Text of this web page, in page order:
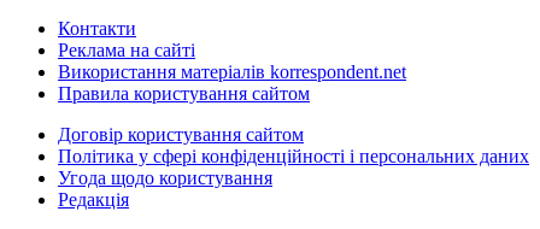
Контакти
Реклама на сайті
Використання матеріалів korrespondent.net
Правила користування сайтом
Договір користування сайтом
Політика у сфері конфіденційності і персональних даних
Угода щодо користування
Редакція